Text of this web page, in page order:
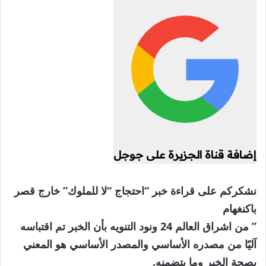
إضافة قناة الجزيرة على جوجل
نشكركم على قراءة خبر “احتجاج “لا للملوك” خارج قصر
باكنغهام
” من اشراق العالم 24 ونود التنويه بأن الخبر تم اقتباسه
آليًا من مصدره الأساسي والمصدر الأساسي هو المعني
بصحة الخبر وما يتضمنه.